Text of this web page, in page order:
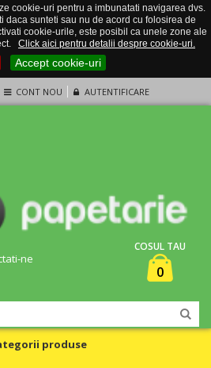
cookie-uri pentru a imbunatati navigarea dvs.
daca sunteti sau nu de acord cu folosirea de
cookie-urile, este posibil ca unele zone ale
Click aici pentru detalii despre cookie-uri.
Accept cookie-uri
CONT NOU AUTENTIFICARE
ne
COSUL TAU
0
produse